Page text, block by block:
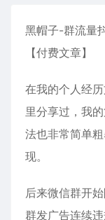
黑帽子-群流量
【付费文章】
在我的个人经
里分享过，我
法也非常简单
现。
后来微信群开
群发广告连续